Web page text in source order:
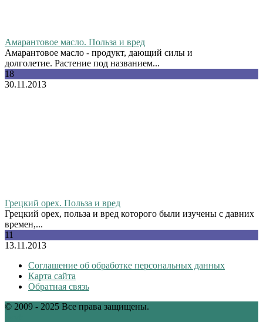
Амарантовое масло. Польза и вред
Амарантовое масло - продукт, дающий силы и
долголетие. Растение под названием...
18
30.11.2013
Грецкий орех. Польза и вред
Грецкий орех, польза и вред которого были изучены с давних
времен,...
11
13.11.2013
Соглашение об обработке персональных данных
Карта сайта
Обратная связь
© 2009 - 2025 Все права защищены.